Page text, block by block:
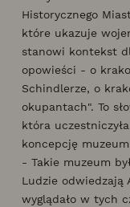
Historycznego
które ukazuje
stanowi kontekst
opowieści - o
Schindlerze, o
okupantach". To
która
koncepcję
- Takie muzeum
Ludzie odwiedzają
wyglądało w tych